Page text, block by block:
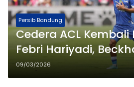
Persib Bandung
Cedera ACL
Febri Hariyadi,
Dukungan Penuh
09/03/2026